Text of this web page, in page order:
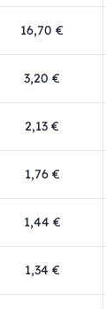
16,70 €
3,20 €
2,13 €
1,76 €
1,44 €
1,34 €